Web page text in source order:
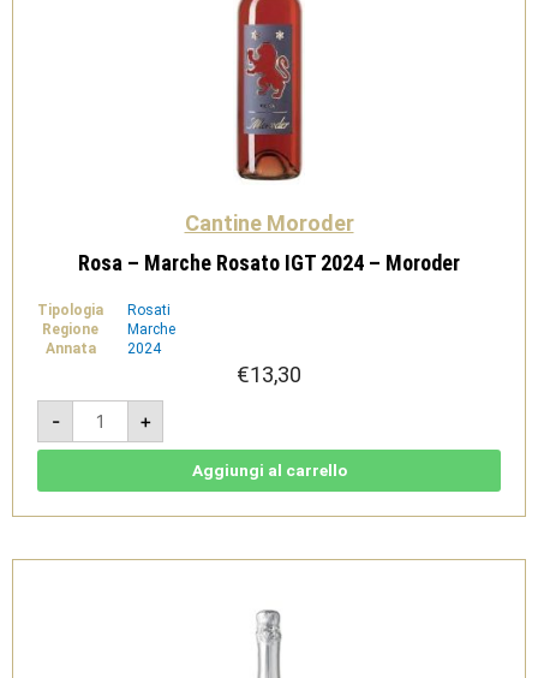
Cantine Moroder
Rosa – Marche Rosato IGT 2024 – Moroder
Tipologia
Rosati
Regione
Marche
Annata
2024
€13,30
-
Rosa
Marche
Rosato
Moroder
+
Aggiungi al carrello